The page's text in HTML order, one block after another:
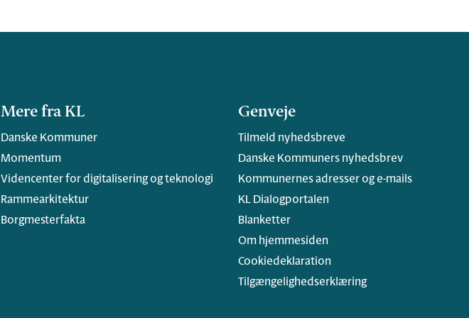
Mere fra KL
Danske Kommuner
Momentum
Videncenter for digitalisering og teknologi
Rammearkitektur
Borgmesterfakta
Genveje
Tilmeld nyhedsbreve
Danske Kommuners nyhedsbrev
Kommunernes adresser og e-mails
KL Dialogportalen
Blanketter
Om hjemmesiden
Cookiedeklaration
Tilgængelighedserklæring